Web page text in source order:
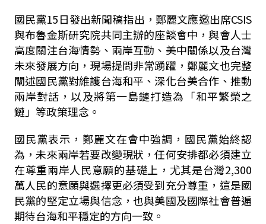
國民黨15日發出新聞稿指出，鄭麗文應邀出席CSIS
與布魯金斯研究院共同主辦的座談會中，與會人士
高度關注台海情勢、兩岸互動、美中關係以及台灣
未來發展方向，現場提問非常踴躍，鄭麗文也完整
闡述國民黨對維護台海和平、深化台美合作、推動
兩岸對話，以及將第一島鏈打造為「和平繁榮之
鏈」等政策理念。
國民黨表示，鄭麗文在會中強調，國民黨始終認
為，未來兩岸若要改變現狀，任何安排都必須建立
在尊重兩岸人民意願的基礎上，尤其是台灣2,300
萬人民的意願與選擇更必須受到充分尊重，這是國
民黨的堅定立場與信念，也與美國及國際社會普遍
期待台海和平穩定的方向一致。